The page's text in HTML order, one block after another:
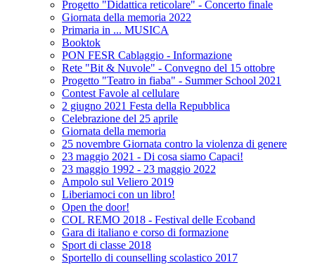
Progetto "Didattica reticolare" - Concerto finale
Giornata della memoria 2022
Primaria in ... MUSICA
Booktok
PON FESR Cablaggio - Informazione
Rete "Bit & Nuvole" - Convegno del 15 ottobre
Progetto "Teatro in fiaba" - Summer School 2021
Contest Favole al cellulare
2 giugno 2021 Festa della Repubblica
Celebrazione del 25 aprile
Giornata della memoria
25 novembre Giornata contro la violenza di genere
23 maggio 2021 - Di cosa siamo Capaci!
23 maggio 1992 - 23 maggio 2022
Ampolo sul Veliero 2019
Liberiamoci con un libro!
Open the door!
COL REMO 2018 - Festival delle Ecoband
Gara di italiano e corso di formazione
Sport di classe 2018
Sportello di counselling scolastico 2017